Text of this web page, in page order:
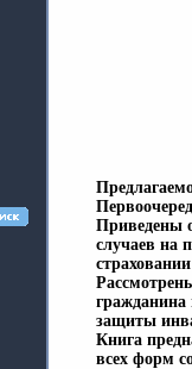
Приведены
случаев на
гражданина
защиты
Книга
всех форм